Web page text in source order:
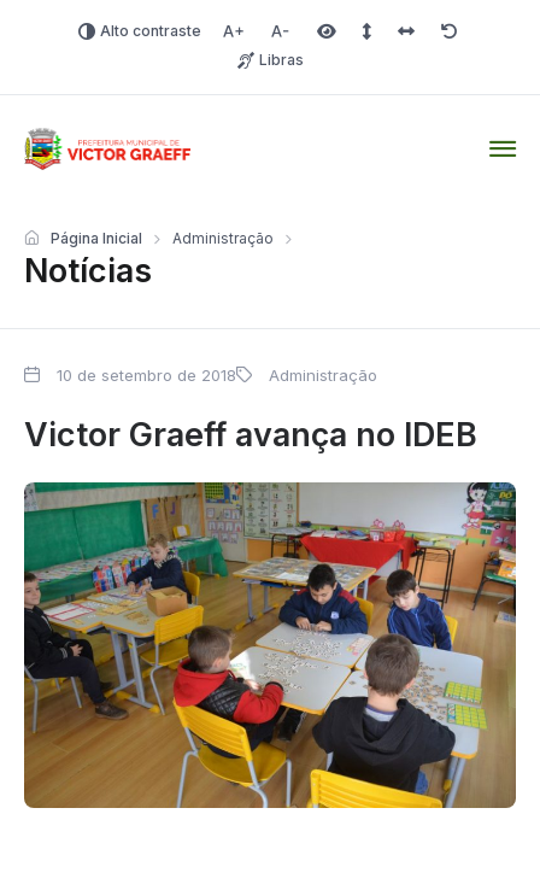
Alto contraste Aumentar fonte
Diminuir fonteÁrea selecionada
Espaçamento de linha
Espaço dos
Redefinir
Libras
Notícias
Página Inicial Administração
10 de setembro de 2018 Administração
Victor Graeff avança no IDEB